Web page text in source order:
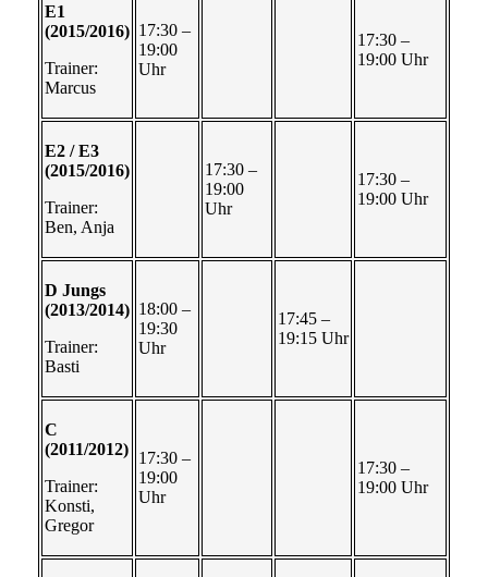
E1
(2015/2016)
Trainer:
Marcus
17:30 –
19:00
Uhr
17:30 –
19:00 Uhr
E2 / E3
(2015/2016)
Trainer:
Ben, Anja
17:30 –
19:00
Uhr
17:30 –
19:00 Uhr
D Jungs
(2013/2014)
Trainer:
Basti
18:00 –
19:30
Uhr
17:45 –
19:15 Uhr
C
(2011/2012)
Trainer:
Konsti,
Gregor
17:30 –
19:00
Uhr
17:30 –
19:00 Uhr